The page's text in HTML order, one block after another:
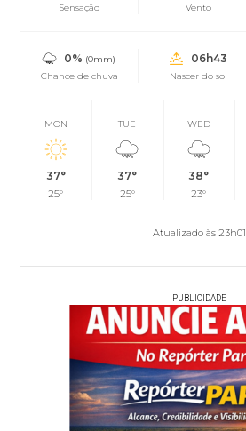
Sensação Vento
0% (0mm)
Chance de chuva
06h43
Nascer do sol
MON
37°
25°
TUE
37°
25°
WED
38°
23°
Atualizado às 23h01
PUBLICIDADE